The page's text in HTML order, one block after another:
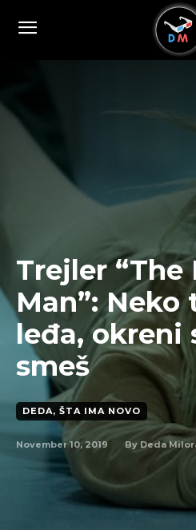
Trejler “The
Man”: Neko
leđa, okreni
smeš
DEDA, ŠTA IMA NOVO
November 10, 2019 By Deda